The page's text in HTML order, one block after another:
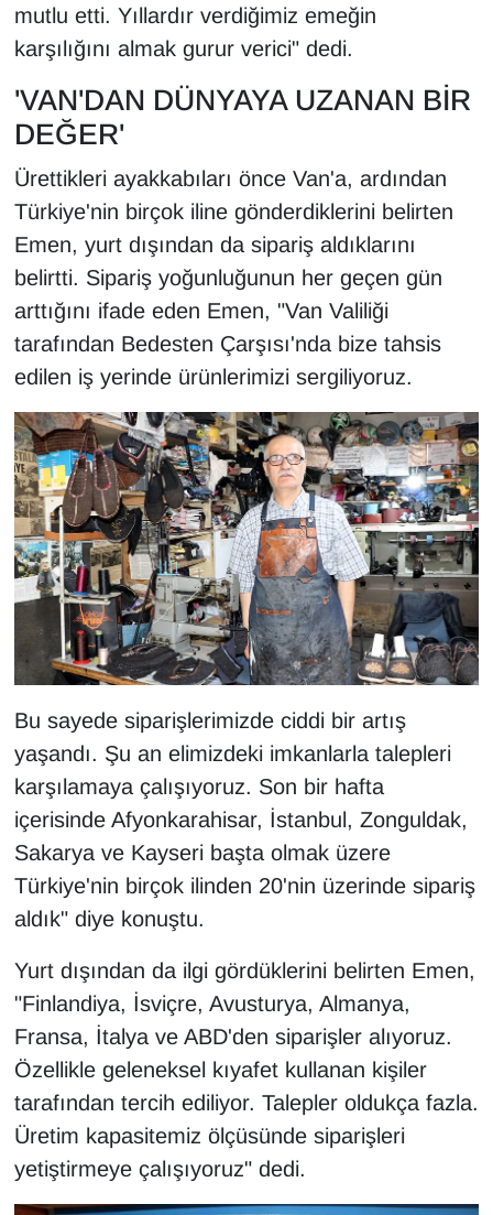
mutlu etti. Yıllardır verdiğimiz emeğin
karşılığını almak gurur verici" dedi.
'VAN'DAN DÜNYAYA UZANAN BİR
DEĞER'
Ürettikleri ayakkabıları önce Van'a, ardından
Türkiye'nin birçok iline gönderdiklerini belirten
Emen, yurt dışından da sipariş aldıklarını
belirtti. Sipariş yoğunluğunun her geçen gün
arttığını ifade eden Emen, "Van Valiliği
tarafından Bedesten Çarşısı'nda bize tahsis
edilen iş yerinde ürünlerimizi sergiliyoruz.
Bu sayede siparişlerimizde ciddi bir artış
yaşandı. Şu an elimizdeki imkanlarla talepleri
karşılamaya çalışıyoruz. Son bir hafta
içerisinde Afyonkarahisar, İstanbul, Zonguldak,
Sakarya ve Kayseri başta olmak üzere
Türkiye'nin birçok ilinden 20'nin üzerinde sipariş
aldık" diye konuştu.
Yurt dışından da ilgi gördüklerini belirten Emen,
"Finlandiya, İsviçre, Avusturya, Almanya,
Fransa, İtalya ve ABD'den siparişler alıyoruz.
Özellikle geleneksel kıyafet kullanan kişiler
tarafından tercih ediliyor. Talepler oldukça fazla.
Üretim kapasitemiz ölçüsünde siparişleri
yetiştirmeye çalışıyoruz" dedi.